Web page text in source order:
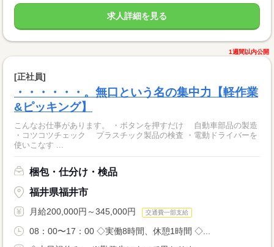
求人詳細を見る
1週間以内公開
[正社員]
・・・・・・。無口という名の集中力【軽作業
&ピッキング】
こんなお仕事があります。 ・ボタンを押すだけ 自動車部品の製造
・コツコツチェック プラスチック製品の検査 ・電動ドライバーを
使いこなす ...
梱包・仕分け・検品
福井県福井市
月給200,000円～345,000円 交通費一部支給
08：00〜17：00 ◇実働8時間、休憩1時間 ◇...